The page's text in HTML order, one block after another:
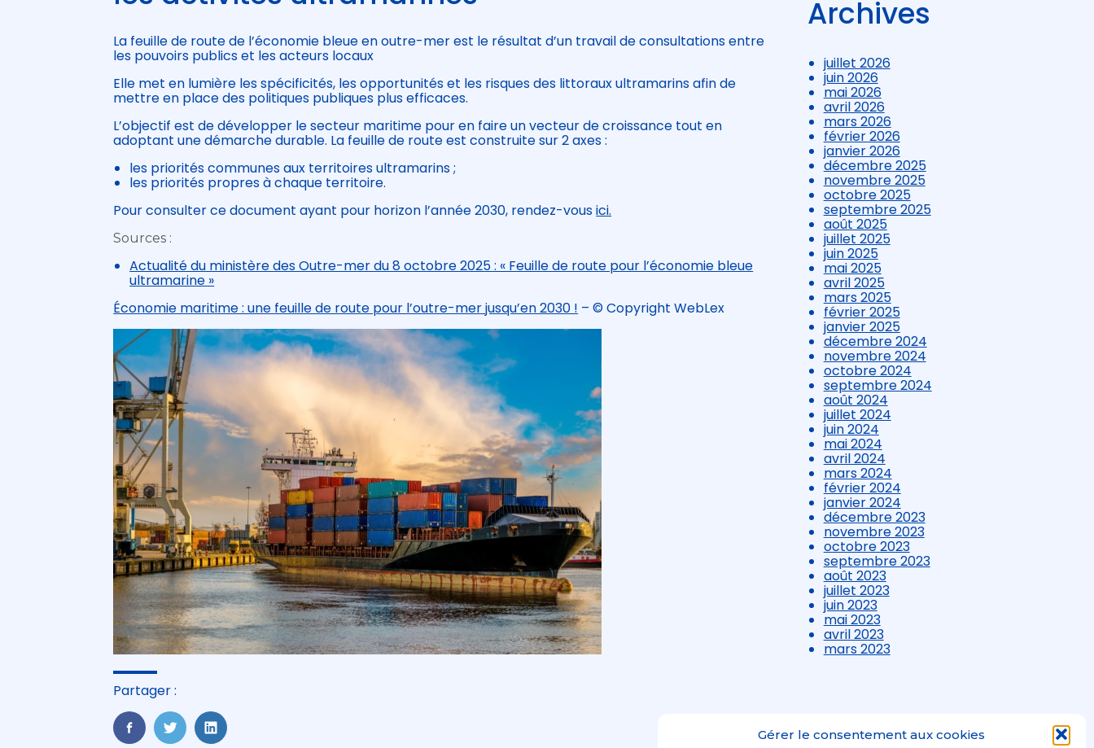
Gérer le consentement aux cookies
La feuille de route de l’économie bleue en outre-mer est le résultat d’un travail de consultations entre
les pouvoirs publics et les acteurs locaux
Elle met en lumière les spécificités, les opportunités et les risques des littoraux ultramarins afin de
mettre en place des politiques publiques plus efficaces.
L’objectif est de développer le secteur maritime pour en faire un vecteur de croissance tout en
adoptant une démarche durable. La feuille de route est construite sur 2 axes :
les priorités communes aux territoires ultramarins ;
les priorités propres à chaque territoire.
Pour consulter ce document ayant pour horizon l’année 2030, rendez-vousici.
Sources :
Actualité du ministère des Outre-mer du 8 octobre 2025 : « Feuille de route pour l’économie bleue
ultramarine »
Économie maritime : une feuille de route pour l’outre-mer jusqu’en 2030 ! – © Copyright WebLex
Partager :
FaceBook
TwitterLinkedIn
Archives
juillet 2026
juin 2026
mai 2026
avril 2026
mars 2026
février 2026
janvier 2026
décembre 2025
novembre 2025
octobre 2025
septembre 2025
août 2025
juillet 2025
juin 2025
mai 2025
avril 2025
mars 2025
février 2025
janvier 2025
décembre 2024
novembre 2024
octobre 2024
septembre 2024
août 2024
juillet 2024
juin 2024
mai 2024
avril 2024
mars 2024
février 2024
janvier 2024
décembre 2023
novembre 2023
octobre 2023
septembre 2023
août 2023
juillet 2023
juin 2023
mai 2023
avril 2023
mars 2023